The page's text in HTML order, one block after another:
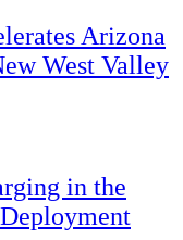
Arizona
West Valley
in the